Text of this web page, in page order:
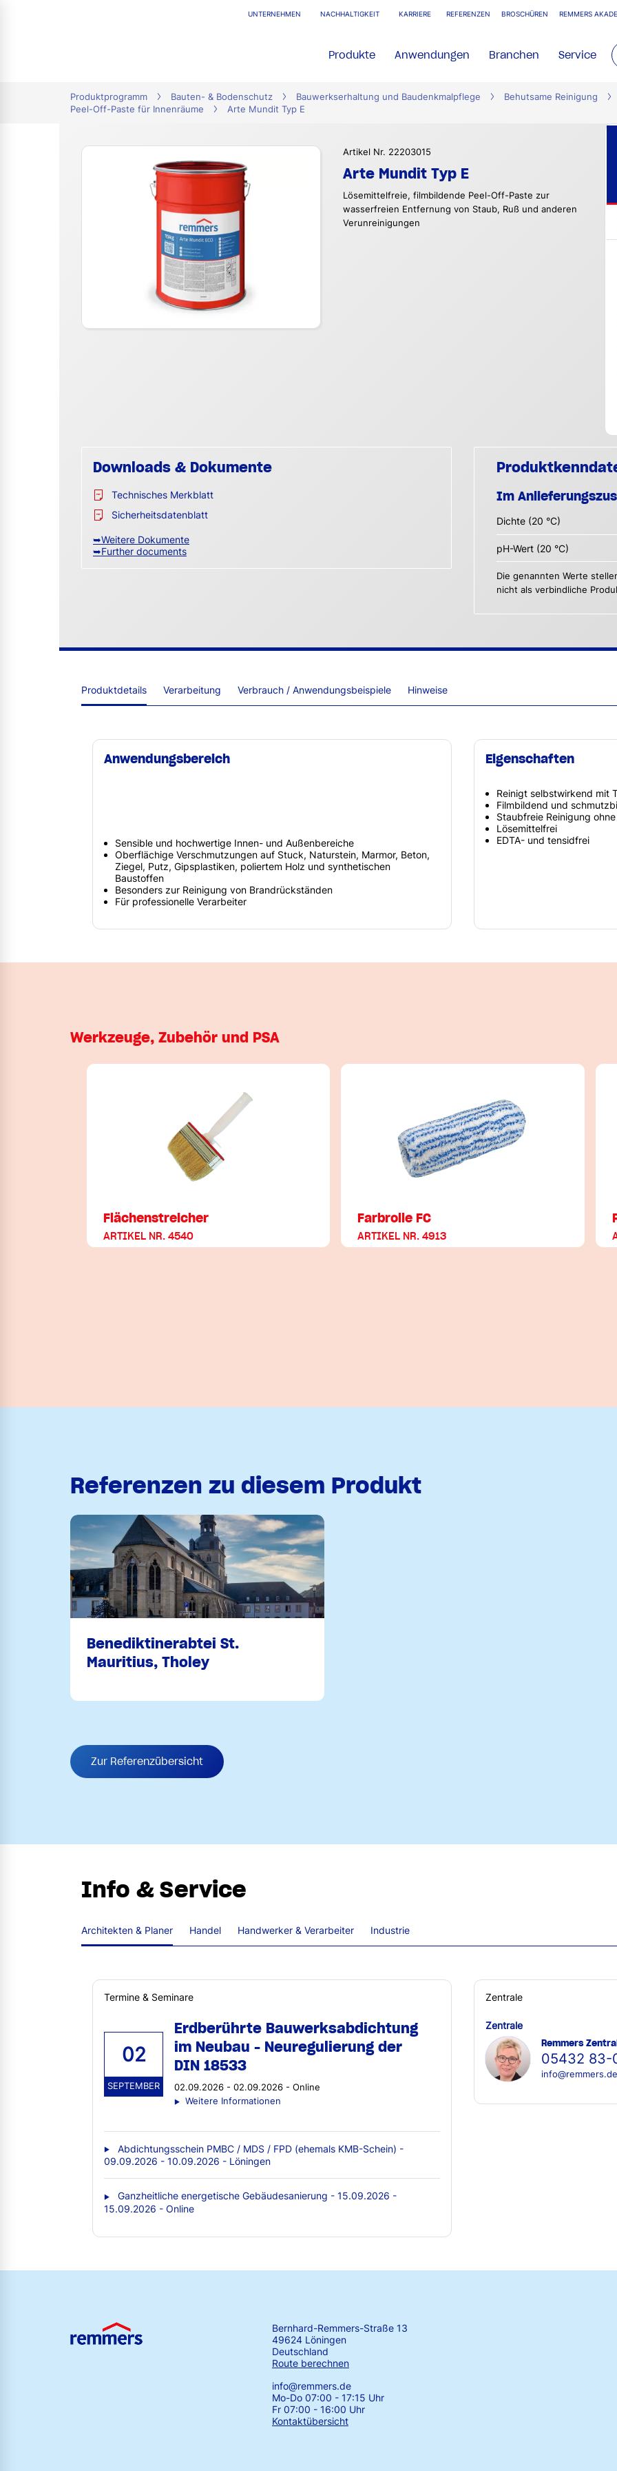
UNTERNEHMEN NACHHALTIGKEIT KARRIERE REFERENZEN BROSCHÜREN REMMERS
Produkte Anwendungen Branchen Service
Produktprogramm Bauten- & Bodenschutz Bauwerkserhaltung und Baudenkmalpflege
Behutsame Reinigung
Peel-Off-Paste für Innenräume
Arte Mundit Typ E
Artikel Nr. 22203015
Arte Mundit Typ E
Lösemittelfreie, filmbildende Peel-Off-Paste zur
wasserfreien Entfernung von Staub, Ruß und anderen
Verunreinigungen
Downloads & Dokumente
Technisches Merkblatt
Sicherheitsdatenblatt
➥Weitere Dokumente
➥Further documents
Im
Dichte (20 °C)
pH-Wert (20 °C)
Die genannten Werte
nicht als verbindliche
Produktdetails Verarbeitung Verbrauch / Anwendungsbeispiele Hinweise
Anwendungsbereich
Sensible und hochwertige Innen- und Außenbereiche
Oberflächige Verschmutzungen auf Stuck, Naturstein, Marmor, Beton,
Ziegel, Putz, Gipsplastiken, poliertem Holz und synthetischen
Baustoffen
Besonders zur Reinigung von Brandrückständen
Für professionelle Verarbeiter
Eigenschaften
Reinigt selbstwirkend mit
Filmbildend und
Staubfreie Reinigung
Lösemittelfrei
EDTA- und tensidfrei
Werkzeuge, Zubehör und PSA
Flächenstreicher
ARTIKEL NR. 4540
Farbrolle FC
ARTIKEL NR. 4913
Referenzen zu diesem Produkt
Benediktinerabtei St.
Mauritius, Tholey
Zur Referenzübersicht
Info & Service
Architekten & Planer Handel Handwerker & Verarbeiter Industrie
Termine & Seminare
02
SEPTEMBER
Erdberührte Bauwerksabdichtung
im Neubau - Neuregulierung der
DIN 18533
02.09.2026 - 02.09.2026 - Online
Weitere Informationen
Abdichtungsschein PMBC / MDS / FPD (ehemals KMB-Schein) -
09.09.2026 - 10.09.2026 - Löningen
Ganzheitliche energetische Gebäudesanierung - 15.09.2026 -
15.09.2026 - Online
Zentrale
Zentrale
Remmers
05432 83-
info@remmers.de
Bernhard-Remmers-Straße 13
49624 Löningen
Deutschland
Route berechnen
info@remmers.de
Mo-Do 07:00 - 17:15 Uhr
Fr 07:00 - 16:00 Uhr
Kontaktübersicht